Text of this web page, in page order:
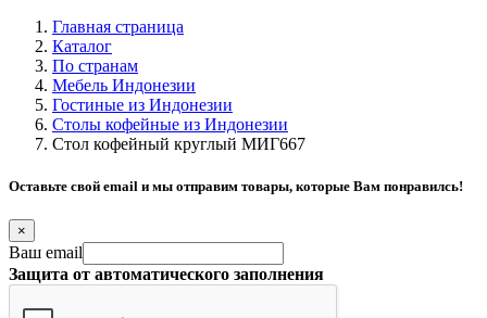
Главная страница
Каталог
По странам
Мебель Индонезии
Гостиные из Индонезии
Столы кофейные из Индонезии
Стол кофейный круглый МИГ667
Оставьте свой email и мы отправим товары, которые Вам понравилсь!
×
Ваш email
Защита от автоматического заполнения